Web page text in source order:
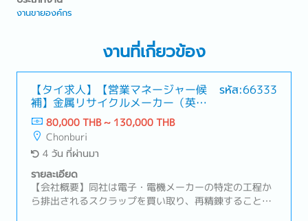
งานขายองค์กร
งานที่เกี่ยวข้อง
【タイ求人】【営業マネージャー候
補】金属リサイクルメーカー（英語
や中国語が活かせる！）
รหัส:66333
80,000 THB ~ 130,000 THB
Chonburi
4 วัน ที่ผ่านมา
รายละเอียด
【会社概要】同社は電子・電機メーカーの特定の工程か
ら排出されるスクラップを買い取り、再精錬することで